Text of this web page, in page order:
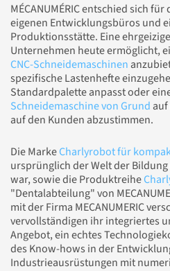
MÉCANUMÉRIC entschied sich
eigenen Entwicklungsbüros und
Produktionsstätte. Eine
Unternehmen heute ermöglicht,
CNC-Schneidemaschinen
spezifische Lastenhefte
Standardpalette anpasst oder
Schneidemaschine von Grund
auf den Kunden abzustimmen.
Die MarkeCharlyrobot für
ursprünglich der Welt der
war, sowie die Produktreihe
"Dentalabteilung" von
mit der Firma MECANUMERIC
vervollständigen ihr integriertes
Angebot, ein echtes
des Know-hows in der
Industrieausrüstungen mit